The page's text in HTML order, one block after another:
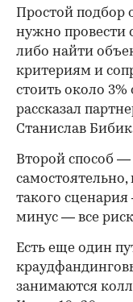
Простой подбор
нужно провести
либо найти
критериям и
стоить около 3%
рассказал
Станислав
Второй способ
такого
минус — все
Есть еще один
занимаются